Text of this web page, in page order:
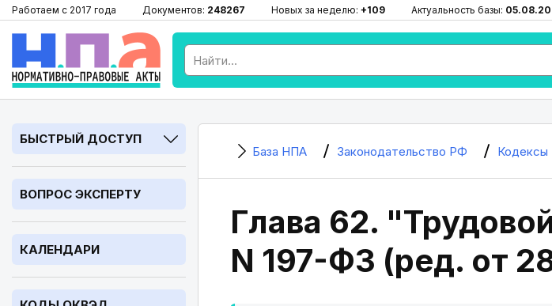
Работаем с 2017 года Документов: 248267 Новых за неделю: +109 Актуальность базы:
БЫСТРЫЙ ДОСТУП
ВОПРОС ЭКСПЕРТУ
КАЛЕНДАРИ
База НПА Законодательство РФ Кодексы
Глава 62.
N 197-ФЗ (ред. от